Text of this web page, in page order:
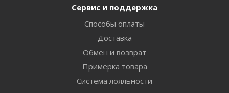
Сервис и поддержка
Способы оплаты
Доставка
Обмен и возврат
Примерка товара
Система лояльности